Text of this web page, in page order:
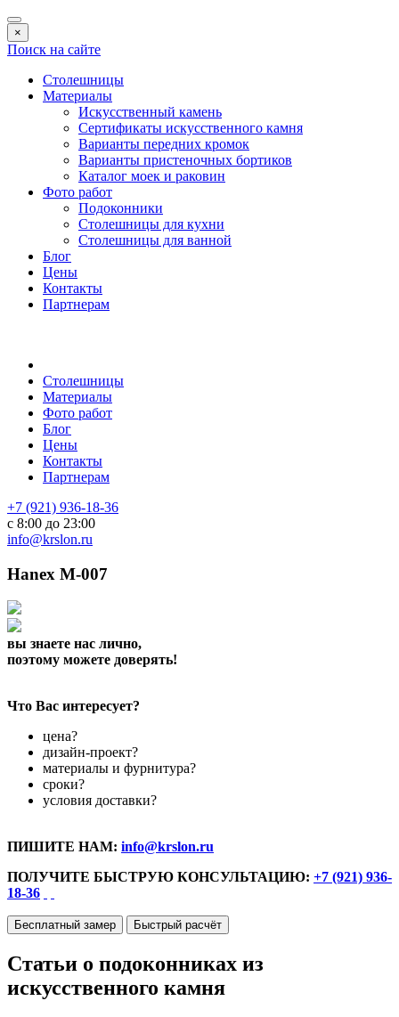
×
Поиск на сайте
Столешницы
Материалы
Искусственный камень
Сертификаты искусственного камня
Варианты передних кромок
Варианты пристеночных бортиков
Каталог моек и раковин
Фото работ
Подоконники
Столешницы для кухни
Столешницы для ванной
Блог
Цены
Контакты
Партнерам
Столешницы
Материалы
Фото работ
Блог
Цены
Контакты
Партнерам
+7 (921) 936-18-36
с 8:00 до 23:00
info@krslon.ru
Hanex M-007
вы знаете нас лично,
поэтому можете доверять!
Что Вас интересует?
цена?
дизайн-проект?
материалы и фурнитура?
сроки?
условия доставки?
ПИШИТЕ НАМ: info@krslon.ru
ПОЛУЧИТЕ БЫСТРУЮ КОНСУЛЬТАЦИЮ: +7 (921) 936-
18-36
Бесплатный замер Быстрый расчёт
Статьи о подоконниках из
искусственного камня